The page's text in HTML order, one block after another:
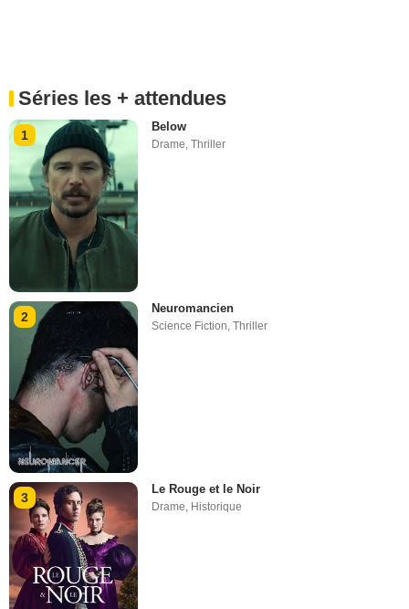
Séries les + attendues
1
Below
Drame,Thriller
2
Neuromancien
Science Fiction ,Thriller
3
Le Rouge et le Noir
Drame, Historique